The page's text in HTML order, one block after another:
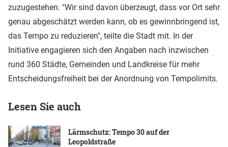
zuzugestehen. "Wir sind davon überzeugt, dass vor Ort sehr
genau abgeschätzt werden kann, ob es gewinnbringend ist,
das Tempo zu reduzieren", teilte die Stadt mit. In der
Initiative engagieren sich den Angaben nach inzwischen
rund 360 Städte, Gemeinden und Landkreise für mehr
Entscheidungsfreiheit bei der Anordnung von Tempolimits.
Lesen Sie auch
Lärmschutz: Tempo 30 auf der
Leopoldstraße